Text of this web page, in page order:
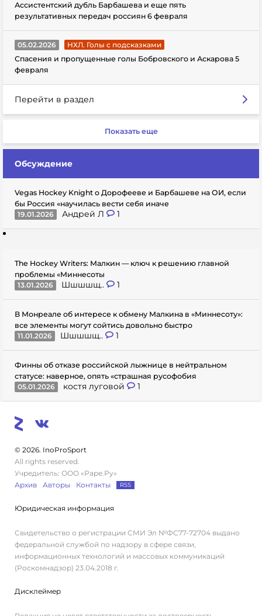
Ассистентский дубль Барбашева и еще пять
результативных передач россиян 6 февраля
05.02.2026
НХЛ. Голы с подсказками
Спасения и пропущенные голы Бобровского и Аскарова 5
февраля
Перейти в раздел
Показать еще
Обсуждение
Vegas Hockey Knight о Дорофееве и Барбашеве на ОИ, если
бы Россия «научилась вести себя иначе
19.01.2026
Андрей Л 1
The Hockey Writers: Малкин — ключ к решению главной
проблемы «Миннесоты
13.01.2026
Шшшшщ.. 1
В Монреале об интересе к обмену Малкина в «Миннесоту»:
все элементы могут сойтись довольно быстро
11.01.2026
Шшшшщ.. 1
Финны об отказе российской лыжнице в нейтральном
статусе: наверное, опять «страшная русофобия
05.01.2026
костя луговой 1
© 2026. InoProSport
All rights reserved.
Учредитель: ООО «Раре.Ру»
Архив
Авторы Контакты RSS
Юридическая информация
Свидетельство о регистрации СМИ Эл №ФС77-72704 выдано
федеральной службой по надзору в сфере связи,
информационных технологий и массовых коммуникаций
(Роскомнадзор) 23.04.2018 г.
Дисклеймер